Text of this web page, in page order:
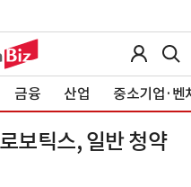
금융 산업 중소기업·벤
보틱스, 일반 청약